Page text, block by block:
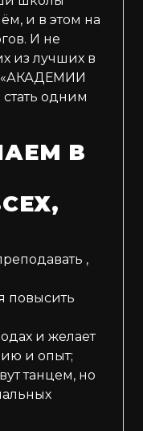
и в этом на
И не
из лучших в
«АКАДЕМИИ
одним
В
,
повысить
и желает
и опыт;
танцем, но